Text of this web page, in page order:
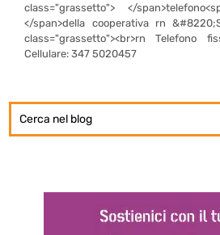
class="grassetto"> </
</span>della cooperativa rn
class="grassetto"><br>rn Telefono
Cellulare: 347 5020457